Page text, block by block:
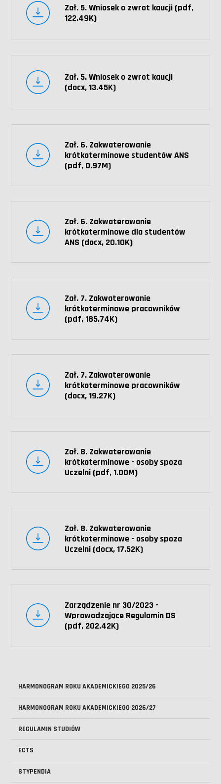
HARMONOGRAM ROKU AKADEMICKIEGO 2025/26
HARMONOGRAM ROKU AKADEMICKIEGO 2026/27
REGULAMIN STUDIÓW
ECTS
STYPENDIA
Zał. 5. Wniosek o zwrot kaucji (pdf,
122.49K)
Zał. 5. Wniosek o zwrot kaucji
(docx, 13.45K)
Zał. 6. Zakwaterowanie
krótkoterminowe studentów ANS
(pdf, 0.97M)
Zał. 6. Zakwaterowanie
krótkoterminowe dla studentów
ANS (docx, 20.10K)
Zał. 7. Zakwaterowanie
krótkoterminowe pracowników
(pdf, 185.74K)
Zał. 7. Zakwaterowanie
krótkoterminowe pracowników
(docx, 19.27K)
Zał. 8. Zakwaterowanie
krótkoterminowe - osoby spoza
Uczelni (pdf, 1.00M)
Zał. 8. Zakwaterowanie
krótkoterminowe - osoby spoza
Uczelni (docx, 17.52K)
Zarządzenie nr 30/2023 -
Wprowadzające Regulamin DS
(pdf, 202.42K)